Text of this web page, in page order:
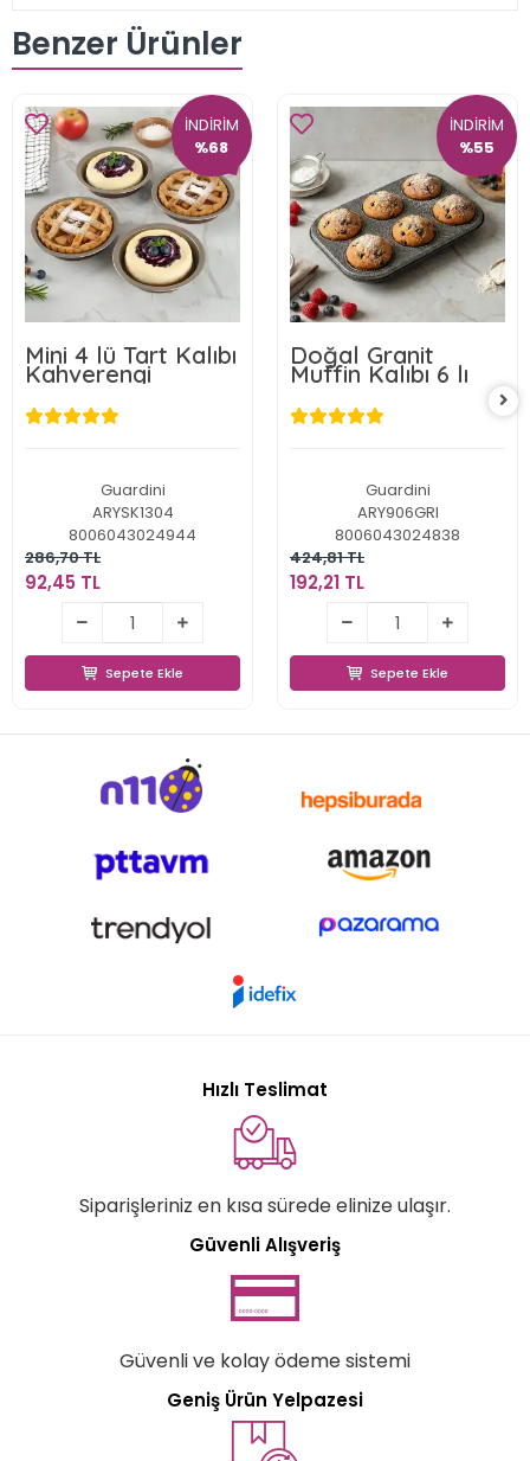
Benzer Ürünler
İNDİRİM
%68
Mini 4 lü Tart Kalıbı
Kahverengi
Guardini
ARYSK1304
8006043024944
286,70 TL
92,45 TL
92,45 TL
Sepete Ekle
Sepete Ekle
İNDİRİM
%55
Doğal Granit
Muffin Kalıbı 6 lı
Guardini
ARY906GRI
8006043024838
424,81 TL
192,21 TL
192,21 TL
Sepete Ekle
Sepete Ekle
Hızlı Teslimat
Siparişleriniz en kısa sürede elinize ulaşır.
Güvenli Alışveriş
Güvenli ve kolay ödeme sistemi
Geniş Ürün Yelpazesi